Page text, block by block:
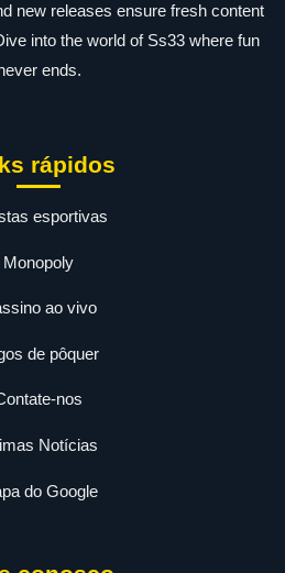
new releases ensure fresh content
into the world of Ss33 where fun
ends.
rápidos
esportivas
Monopoly
ao vivo
de pôquer
nos
Notícias
do Google